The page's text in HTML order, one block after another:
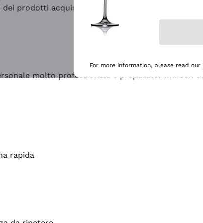
prodotti acquistati
molto professionale e preparato. Vini
rapida
For more information, please read our